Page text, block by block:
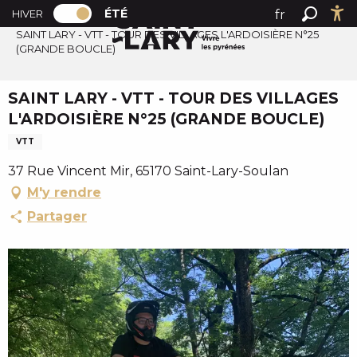
A
l
r
a
u
c
o
n
t
e
u
p
r
i
n
PAGE D’ACCUEIL ACTUELLE ÉTÉ : PASSER EN MODE
HIVER PAGE D’ACCUEIL ACTUELLE ÉTÉ :
ÉTÉ
fr
Accueil été
SAINT LARY - VTT - TOUR DES VILLAGES L'ARDOISIÈRE N°25
(GRANDE BOUCLE)
SAINT LARY - VTT - TOUR DES VILLAGES
L'ARDOISIÈRE N°25 (GRANDE BOUCLE)
VTT
37 Rue Vincent Mir, 65170 Saint-Lary-Soulan
M'y rendre
Partager